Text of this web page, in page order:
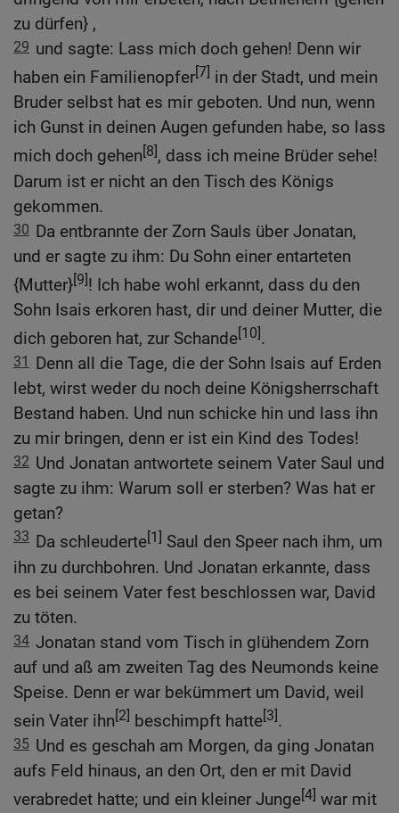
zu dürfen} ,
29 und sagte: Lass mich doch gehen! Denn wir
haben ein Familienopfer[7] in der Stadt, und mein
Bruder selbst hat es mir geboten. Und nun, wenn
ich Gunst in deinen Augen gefunden habe, so lass
mich doch gehen[8], dass ich meine Brüder sehe!
Darum ist er nicht an den Tisch des Königs
gekommen.
30 Da entbrannte der Zorn Sauls über Jonatan,
und er sagte zu ihm: Du Sohn einer entarteten
{Mutter}[9]! Ich habe wohl erkannt, dass du den
Sohn Isais erkoren hast, dir und deiner Mutter, die
dich geboren hat, zur Schande[10].
31
Denn all die Tage, die der Sohn Isais auf Erden
lebt, wirst weder du noch deine Königsherrschaft
Bestand haben. Und nun schicke hin und lass ihn
zu mir bringen, denn er ist ein Kind des Todes!
32 Und Jonatan antwortete seinem Vater Saul und
sagte zu ihm: Warum soll er sterben? Was hat er
getan?
33 Da schleuderte[1] Saul den Speer nach ihm, um
ihn zu durchbohren. Und Jonatan erkannte, dass
es bei seinem Vater fest beschlossen war, David
zu töten.
34 Jonatan stand vom Tisch in glühendem Zorn
auf und aß am zweiten Tag des Neumonds keine
Speise. Denn er war bekümmert um David, weil
sein Vater ihn[2] beschimpft hatte[3].
35 Und es geschah am Morgen, da ging Jonatan
aufs Feld hinaus, an den Ort, den er mit David
verabredet hatte; und ein kleiner Junge[4] war mit